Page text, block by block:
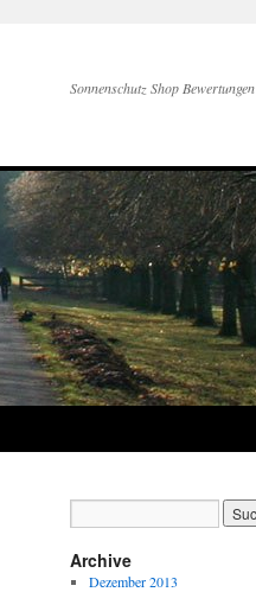
Sonnenschutz Shop Bewertungen
Archive
Dezember 2013